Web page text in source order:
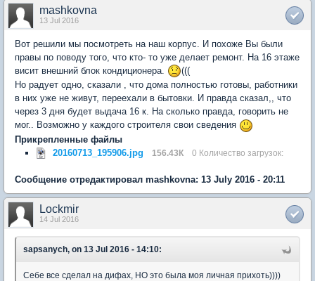
mashkovna
13 Jul 2016
Вот решили мы посмотреть на наш корпус. И похоже Вы были
правы по поводу того, что кто- то уже делает ремонт. На 16 этаже
висит внешний блок кондиционера.
(((
Но радует одно, сказали , что дома полностью готовы, работники
в них уже не живут, переехали в бытовки. И правда сказал,, что
через 3 дня будет выдача 16 к. На сколько правда, говорить не
мог.. Возможно у каждого строителя свои сведения
Прикрепленные файлы
20160713_195906.jpg
156.43К 0 Количество загрузок:
Сообщение отредактировал mashkovna: 13 July 2016 - 20:11
Lockmir
14 Jul 2016
sapsanych, on 13 Jul 2016 - 14:10:
Себе все сделал на дифах, НО это была моя личная прихоть))))